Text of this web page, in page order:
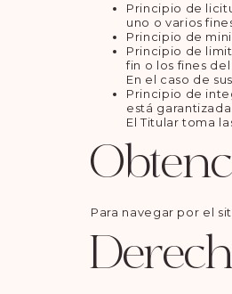
Principio de
uno o varios
Principio de
Principio de
fin o los fines
En el caso de
Principio de
está garantizada.
El Titular toma
Para navegar por el